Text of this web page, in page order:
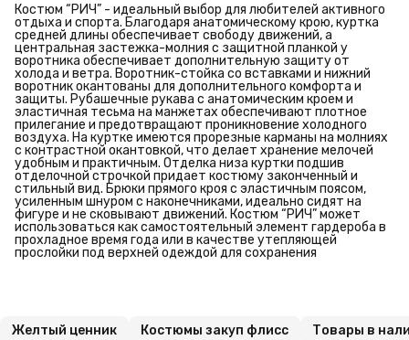
Костюм “РИЧ” - идеальный выбор для любителей активного
отдыха и спорта. Благодаря анатомическому крою, куртка
средней длины обеспечивает свободу движений, а
центральная застежка-молния с защитной планкой у
воротника обеспечивает дополнительную защиту от
холода и ветра. Воротник-стойка со вставками и нижний
воротник окантованы для дополнительного комфорта и
защиты. Рубашечные рукава с анатомическим кроем и
эластичная тесьма на манжетах обеспечивают плотное
прилегание и предотвращают проникновение холодного
воздуха. На куртке имеются прорезные карманы на молниях
с контрастной окантовкой, что делает хранение мелочей
удобным и практичным. Отделка низа куртки подшив
отделочной строчкой придает костюму законченный и
стильный вид. Брюки прямого кроя с эластичным поясом,
усиленным шнуром с наконечниками, идеально сидят на
фигуре и не сковывают движений. Костюм “РИЧ” может
использоваться как самостоятельный элемент гардероба в
прохладное время года или в качестве утепляющей
прослойки под верхней одеждой для сохранения
Желтый ценник Костюмы закуп флисс Товары в